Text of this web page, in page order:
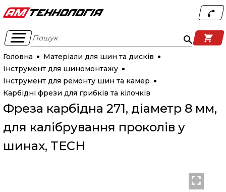
Пошук
Головна
Матеріали для шин та дисків
Інструмент для шиномонтажу
Інструмент для ремонту шин та камер
Карбідні фрези для грибків та кілочків
Фреза карбідна 271, діаметр 8 мм,
для калібрування проколів у
шинах, TECH